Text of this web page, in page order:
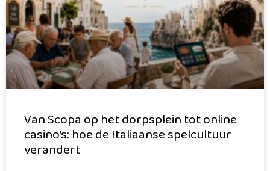
Van Scopa op het dorpsplein tot online
casino’s: hoe de Italiaanse spelcultuur
verandert